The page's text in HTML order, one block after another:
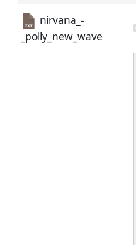
nirvana_-
_polly_new_wave